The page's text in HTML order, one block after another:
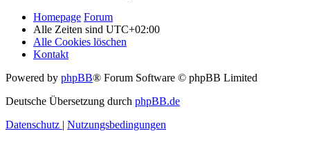
Homepage Forum
Alle Zeiten sind UTC+02:00
Alle Cookies löschen
Kontakt
Powered by phpBB® Forum Software © phpBB Limited
Deutsche Übersetzung durch phpBB.de
Datenschutz | Nutzungsbedingungen